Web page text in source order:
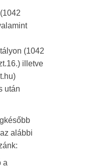
(1042
illetve
után
alábbi
a